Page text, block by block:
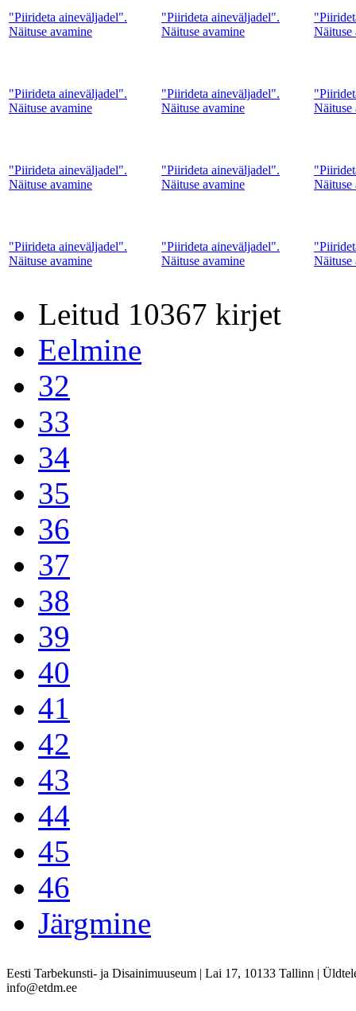
"Piirideta aineväljadel".
Näituse avamine
"Piirideta aineväljadel".
Näituse avamine
Näituse
"Piirideta aineväljadel".
Näituse avamine
"Piirideta aineväljadel".
Näituse avamine
Näituse
"Piirideta aineväljadel".
Näituse avamine
"Piirideta aineväljadel".
Näituse avamine
Näituse
"Piirideta aineväljadel".
Näituse avamine
"Piirideta aineväljadel".
Näituse avamine
Näituse
Leitud 10367 kirjet
Eelmine
32
33
34
35
36
37
38
39
40
41
42
43
44
45
46
Järgmine
Eesti Tarbekunsti- ja Disainimuuseum | Lai 17, 10133 Tallinn |
info@etdm.ee